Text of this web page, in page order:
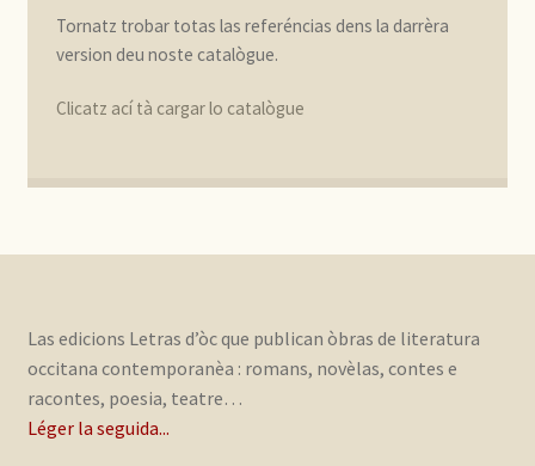
Tornatz trobar totas las referéncias dens la darrèra
version deu noste catalògue.
Clicatz ací tà cargar lo catalògue
Las edicions Letras d’òc que publican òbras de literatura
occitana contemporanèa : romans, novèlas, contes e
racontes, poesia, teatre…
Léger la seguida...